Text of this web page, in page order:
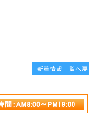
新着情報一覧へ戻